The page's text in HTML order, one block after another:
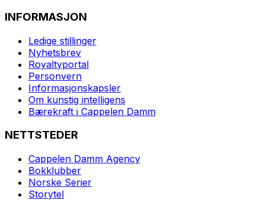
INFORMASJON
Ledige stillinger
Nyhetsbrev
Royaltyportal
Personvern
Informasjonskapsler
Om kunstig intelligens
Bærekraft i Cappelen Damm
NETTSTEDER
Cappelen Damm Agency
Bokklubber
Norske Serier
Storytel